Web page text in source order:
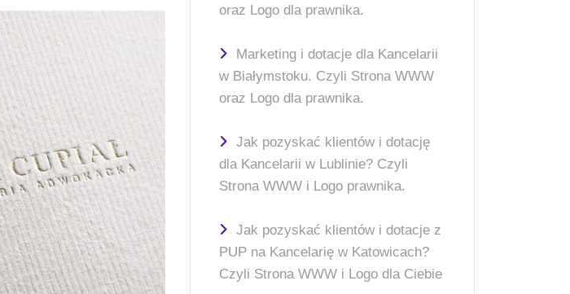
oraz Logo dla prawnika.
Marketing i dotacje dla Kancelarii
w Białymstoku. Czyli Strona WWW
oraz Logo dla prawnika.
Jak pozyskać klientów i dotację
dla Kancelarii w Lublinie? Czyli
Strona WWW i Logo prawnika.
Jak pozyskać klientów i dotacje z
PUP na Kancelarię w Katowicach?
Czyli Strona WWW i Logo dla Ciebie